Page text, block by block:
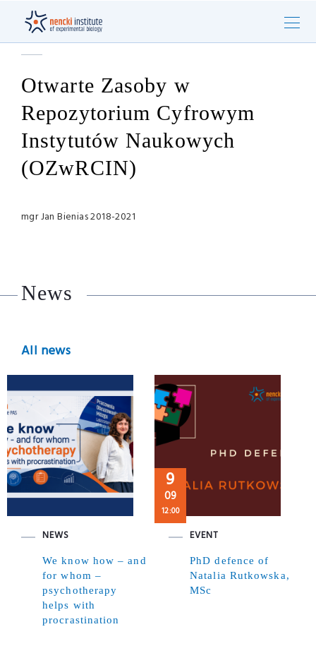
Otwarte Zasoby w
Repozytorium Cyfrowym
Instytutów Naukowych
(OZwRCIN)
mgr Jan Bienias 2018-2021
News
All news
NEWS
We know how – and
for whom –
psychotherapy
helps with
procrastination
9
09
12:00
EVENT
PhD defence of
Natalia Rutkowska,
MSc